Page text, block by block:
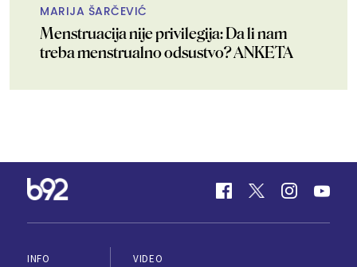
MARIJA ŠARČEVIĆ
Menstruacija nije privilegija: Da li nam
treba menstrualno odsustvo? ANKETA
INFO
VIDEO